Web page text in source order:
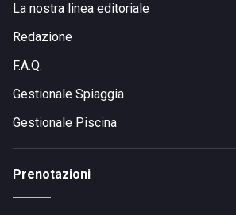
La nostra linea editoriale
Redazione
F.A.Q.
Gestionale Spiaggia
Gestionale Piscina
Prenotazioni